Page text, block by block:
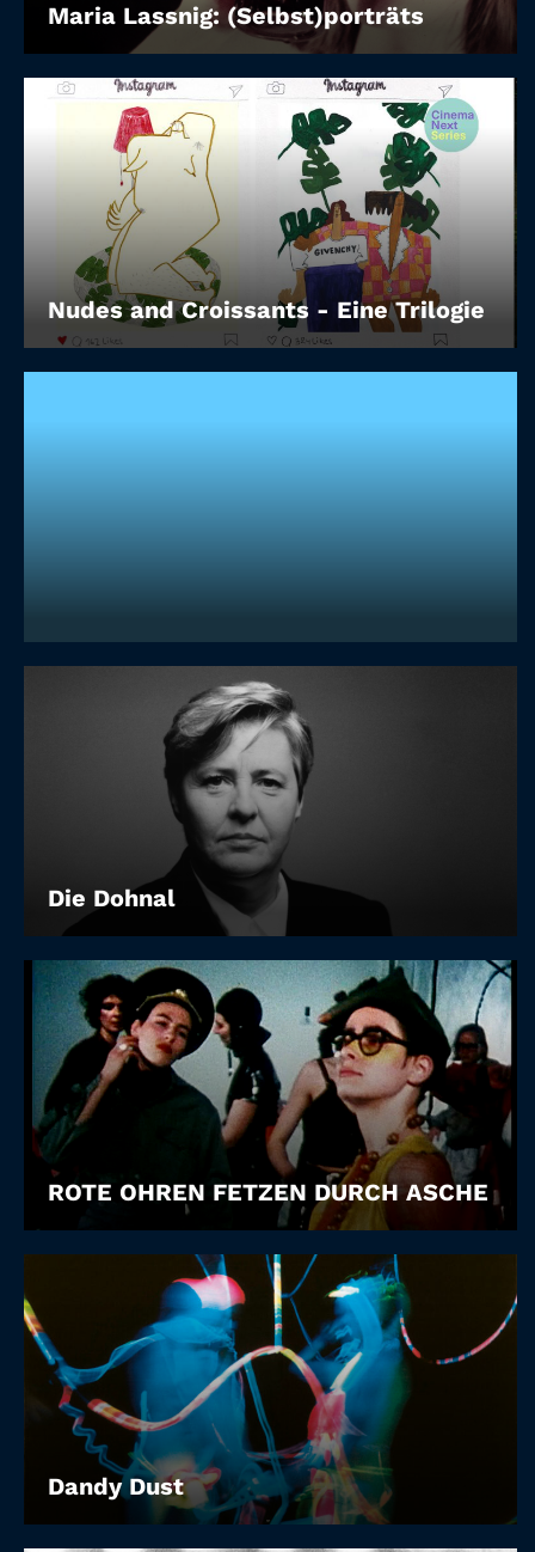
Maria Lassnig: (Selbst)porträts
Nudes and Croissants - Eine Trilogie
Die Dohnal
ROTE OHREN FETZEN DURCH ASCHE
Dandy Dust